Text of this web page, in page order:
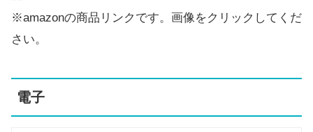
※amazonの商品リンクです。画像をクリックしてくだ
さい。
電子